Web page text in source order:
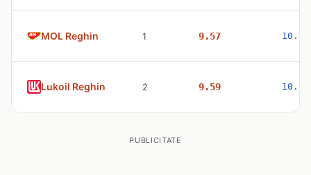
MOL Reghin 1 9.57 10.83
Lukoil Reghin 2 9.59 10.98
PUBLICITATE